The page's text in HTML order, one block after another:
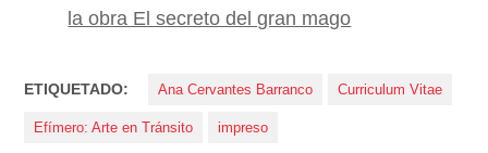
la obra El secreto del gran mago
ETIQUETADO: Ana Cervantes Barranco Curriculum Vitae
Efímero: Arte en Tránsito impreso